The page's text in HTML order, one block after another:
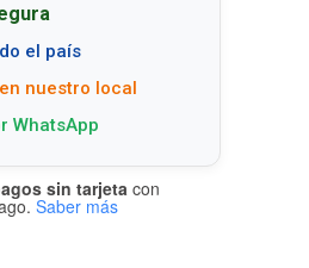
el país
nuestro local
WhatsApp
sin tarjeta con
Saber más